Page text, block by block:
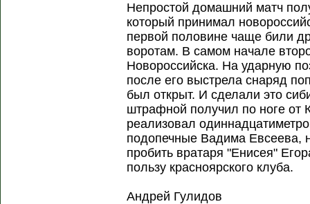
Непростой домашний матч
который принимал
первой половине чаще били
воротам. В самом начале
Новороссийска. На ударную
после его выстрела снаряд
был открыт. И сделали это
штрафной получил по ноге от
реализовал
подопечные Вадима Евсеева,
пробить вратаря "Енисея"
пользу красноярского клуба.
Андрей Гулидов